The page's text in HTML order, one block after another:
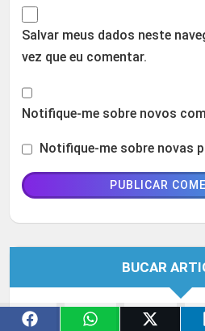
Salvar meus dados neste
vez que eu comentar.
Notifique-me sobre novos
Notifique-me sobre novas
BUCAR